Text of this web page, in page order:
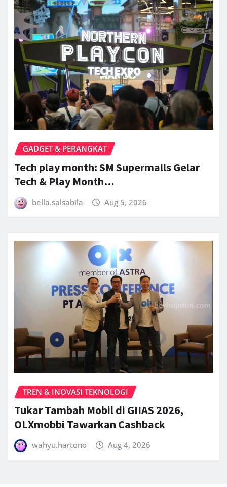
GADGET & PERANGKAT
Tech play month: SM Supermalls Gelar
Tech & Play Month…
bella.salsabila Aug 5, 2026
TREN & INOVASI TEKNOLOGI
Tukar Tambah Mobil di GIIAS 2026,
OLXmobbi Tawarkan Cashback
wahyu.hartono Aug 4, 2026